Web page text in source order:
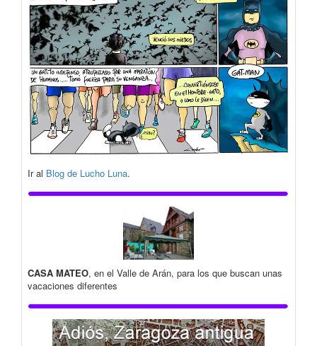
Ir al Blog de Lucho Luna.
CASA MATEO, en el Valle de Arán, para los que buscan unas
vacaciones diferentes